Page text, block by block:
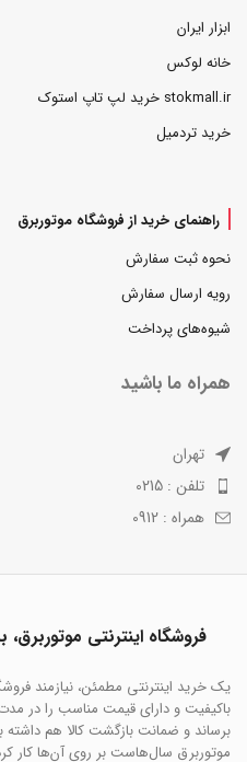
ابزار ایران
خانه لوکس
stokmall.ir خرید لپ تاپ استوک
خرید تردمیل
راهنمای خرید از فروشگاه موتوربرق
نحوه ثبت سفارش
رویه ارسال سفارش
شیوه‌های پرداخت
همراه ما باشید
تهران
تلفن : 0215
همراه : 0912
فروشگاه اینترنتی
یک خرید اینترنتی مطمئن، نیازمند
باکیفیت و دارای قیمت مناسب را در
برساند و ضمانت بازگشت کالا هم داشته
موتوربرق سال‌هاست بر روی آن‌ها کار